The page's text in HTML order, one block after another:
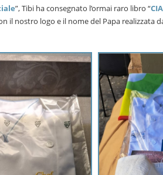
”, Tibi ha consegnato l’ormai raro libro “
il nostro logo e il nome del Papa realizzata